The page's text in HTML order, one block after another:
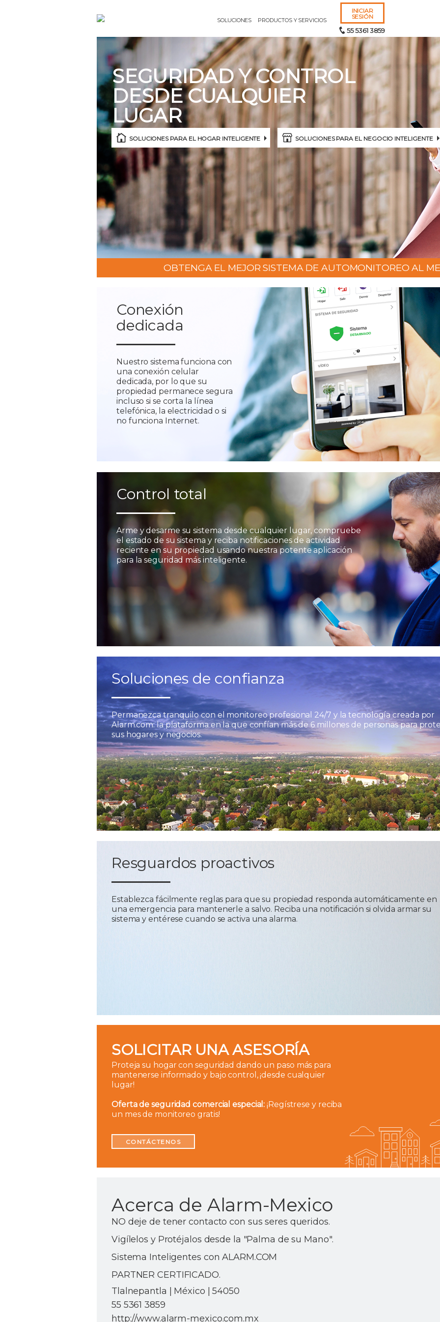
SOLUCIONES PRODUCTOS Y SERVICIOS
INICIAR
SESIÓN
55 5361 3859
SOLUCIONES PARA EL HOGAR INTELIGENTE SOLUCIONES PARA EL NEGOCIO INTELIGENTE
SEGURIDAD Y CONTROL
DESDE CUALQUIER
LUGAR
OBTENGA EL MEJOR SISTEMA DE AUTOMONITOREO AL
¿Olvidó elnombre de usuarioo la
Conexión
dedicada
Nuestro sistema funciona con
una conexión celular
dedicada, por lo que su
propiedad permanece segura
incluso si se corta la línea
telefónica, la electricidad o si
no funciona Internet.
Control total
Arme y desarme su sistema desde cualquier lugar, compruebe
el estado de su sistema y reciba notificaciones de actividad
reciente en su propiedad usando nuestra potente aplicación
para la seguridad más inteligente.
Soluciones de confianza
Permanezca tranquilo con el monitoreo profesional 24/7 y la tecnología creada por
Alarm.com: la plataforma en la que confían más de 6 millones de personas para
sus hogares y negocios.
Resguardos proactivos
Establezca fácilmente reglas para que su propiedad responda automáticamente en
una emergencia para mantenerle a salvo. Reciba una notificación si olvida armar su
sistema y entérese cuando se activa una alarma.
SOLICITAR UNA ASESORÍA
Proteja su hogar con seguridad dando un paso más para
mantenerse informado y bajo control, ¡desde cualquier
lugar!
Oferta de seguridad comercial especial: ¡Regístrese y reciba
un mes de monitoreo gratis!
CONTÁCTENOS
Acerca de Alarm-Mexico
NO deje de tener contacto con sus seres queridos.
Vigílelos y Protéjalos desde la "Palma de su Mano".
Sistema Inteligentes con ALARM.COM
PARTNER CERTIFICADO.
Tlalnepantla | México | 54050
55 5361 3859
http://www.alarm-mexico.com.mx